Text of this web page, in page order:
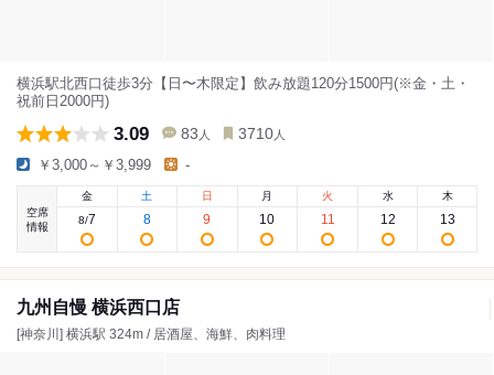
横浜駅北西口徒歩3分【日〜木限定】飲み放題120分1500円(※金・土・
祝前日2000円)
3.09 83 人 3710 人
￥3,000～￥3,999 -
空席
情報
金
8/7
土
8
日
9
月
10
火
11
水
12
木
13
九州自慢 横浜西口店
[神奈川] 横浜駅 324m / 居酒屋、海鮮、肉料理